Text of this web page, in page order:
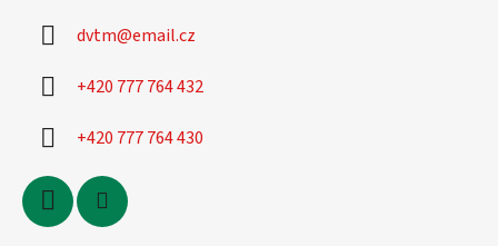
dvtm@email.cz
+420 777 764 432
+420 777 764 430